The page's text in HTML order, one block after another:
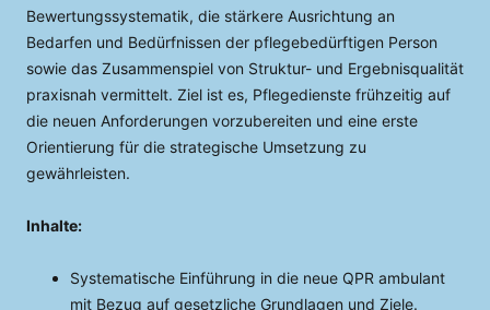
Bewertungssystematik, die stärkere Ausrichtung an
Bedarfen und Bedürfnissen der pflegebedürftigen Person
sowie das Zusammenspiel von Struktur- und Ergebnisqualität
praxisnah vermittelt. Ziel ist es, Pflegedienste frühzeitig auf
die neuen Anforderungen vorzubereiten und eine erste
Orientierung für die strategische Umsetzung zu
gewährleisten.
Inhalte:
Systematische Einführung in die neue QPR ambulant
mit Bezug auf gesetzliche Grundlagen und Ziele.